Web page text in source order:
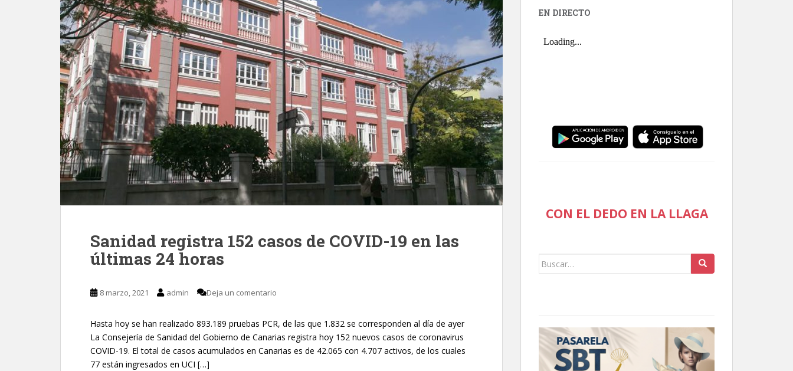
Sanidad registra 152 casos de COVID-19 en las
últimas 24 horas
8 marzo, 2021 admin Deja un comentario
Hasta hoy se han realizado 893.189 pruebas PCR, de las que 1.832 se corresponden al día de ayer
La Consejería de Sanidad del Gobierno de Canarias registra hoy 152 nuevos casos de coronavirus
COVID-19. El total de casos acumulados en Canarias es de 42.065 con 4.707 activos, de los cuales
77 están ingresados en UCI […]
EN DIRECTO
CON EL DEDO EN LA LLAGA
Buscar: